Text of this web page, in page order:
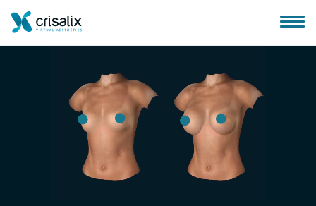
Página de inicio
Plataforma 3D de negocio